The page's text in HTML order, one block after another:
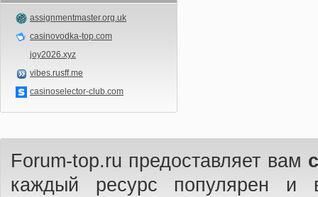
assignmentmaster.org.uk
casinovodka-top.com
joy2026.xyz
vibes.rusff.me
casinoselector-club.com
Forum-top.ru предоставляет вам
каждый ресурс популярен